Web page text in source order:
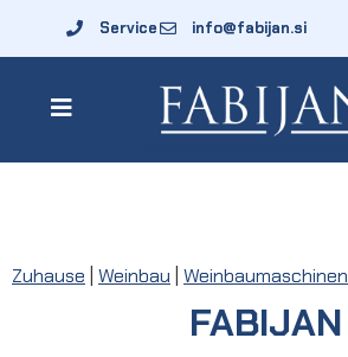
Service info@fabijan.si
Zuhause Weinbau Weinbaumaschinen
FABIJAN